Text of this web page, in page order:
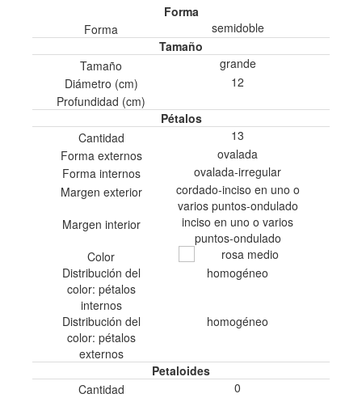
Forma
Forma
semidoble
Tamaño
Tamaño
grande
Diámetro (cm)
12
Profundidad (cm)
Pétalos
Cantidad
13
Forma externos
ovalada
Forma internos
ovalada-irregular
Margen exterior
cordado-inciso en uno o
varios puntos-ondulado
Margen interior
inciso en uno o varios
puntos-ondulado
Color
rosa medio
Distribución del
color: pétalos
internos
homogéneo
Distribución del
color: pétalos
externos
homogéneo
Petaloides
Cantidad
0